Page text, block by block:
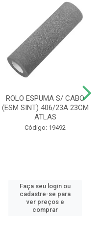
ROLO ESPUMA S/ CABO
(ESM SINT) 406/23A 23CM
ATLAS
Código: 19492
Faça seu login ou
cadastre-se para
ver preços e
comprar